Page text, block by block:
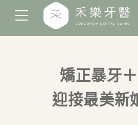
矯正暴牙
迎接最美新